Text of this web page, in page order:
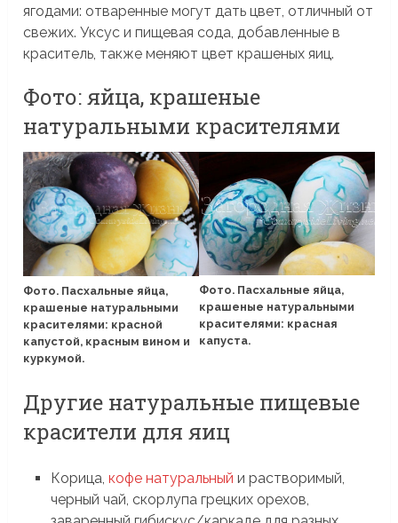
ягодами: отваренные могут дать цвет, отличный от
свежих. Уксус и пищевая сода, добавленные в
краситель, также меняют цвет крашеных яиц.
Фото: яйца, крашеные
натуральными красителями
Фото. Пасхальные яйца,
крашеные натуральными
красителями: красной
капустой, красным вином и
куркумой.
Фото. Пасхальные яйца,
крашеные натуральными
красителями: красная
капуста.
Другие натуральные пищевые
красители для яиц
Корица, кофе натуральный и растворимый,
черный чай, скорлупа грецких орехов,